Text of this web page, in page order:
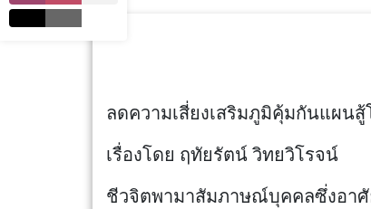
ลดความเสี่ยงเสริมภูมิคุ้มกันแผน
เรื่องโดย ฤทัยรัตน์ วิทยวิโรจน์
ชีวจิตพามาสัมภาษณ์บุคคลซึ่งอาศั